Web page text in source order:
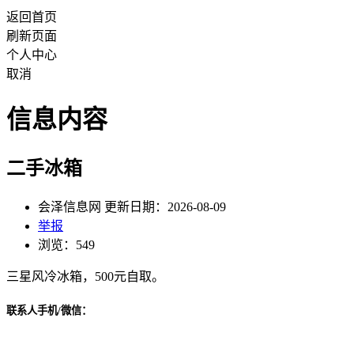
返回首页
刷新页面
个人中心
取消
信息内容
二手冰箱
会泽信息网 更新日期：2026-08-09
举报
浏览：549
三星风冷冰箱，500元自取。
联系人手机/微信：